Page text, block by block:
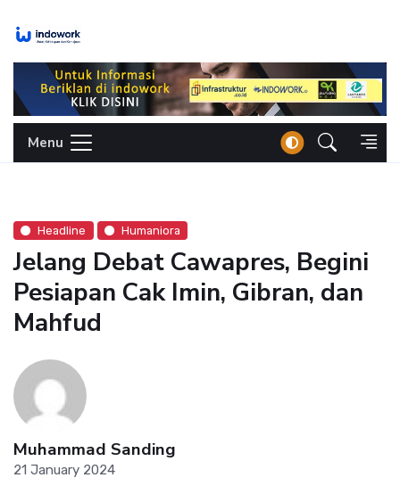
Menu
Headline Humaniora
Jelang Debat Cawapres, Begini
Pesiapan Cak Imin, Gibran, dan
Mahfud
Muhammad Sanding
21 January 2024